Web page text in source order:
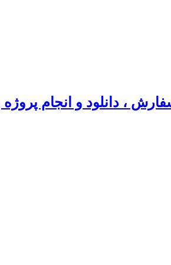
، دانلود و انجام پروژه